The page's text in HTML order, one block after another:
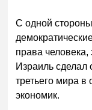
С одной
права
Израиль сделал
третьего мира
экономик.